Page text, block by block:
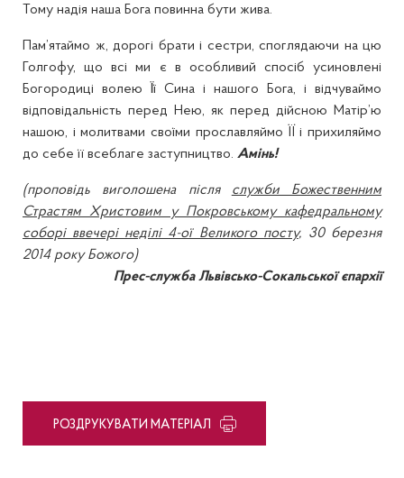
Тому надія наша Бога повинна бути жива.
Пам’ятаймо ж, дорогі брати і сестри, споглядаючи на цю
Голгофу, що всі ми є в особливий спосіб усиновлені
Богородиці волею Її Сина і нашого Бога, і відчуваймо
відповідальність перед Нею, як перед дійсною Матір’ю
нашою, і молитвами своїми прославляймо ЇЇ і прихиляймо
до себе її всеблаге заступництво. Амінь!
(проповідь виголошена після служби Божественним
Страстям Христовим у Покровському кафедральному
соборі ввечері неділі 4-ої Великого посту, 30 березня
2014 року Божого)
Прес-служба Львівсько-Сокальської єпархії
PОЗДРУКУВАТИ МАТЕРІАЛ